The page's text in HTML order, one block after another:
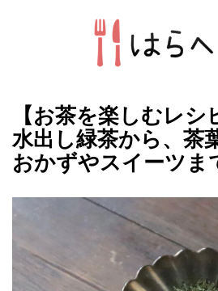
【お茶を楽しむレ
水出し緑茶から、茶
おかずやスイーツま